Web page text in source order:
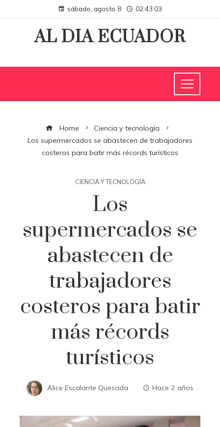
sábado, agosto 8 02:43:03
AL DIA ECUADOR
Home
Ciencia y tecnología
Los supermercados se abastecen de trabajadores
costeros para batir más récords turísticos
CIENCIA Y TECNOLOGÍA
Los
supermercados se
abastecen de
trabajadores
costeros para batir
más récords
turísticos
Alice Escalante Quesada Hace 2 años